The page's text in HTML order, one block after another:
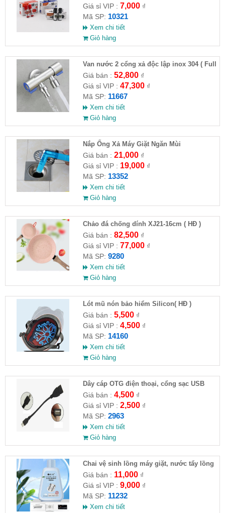
Giá sỉ VIP : 7,000₫
Mã SP: 10321
Xem chi tiết
Giỏ hàng
Van nước 2 cổng xả độc lập inox 304 ( Full
VAT )
Giá bán : 52,800₫
Giá sỉ VIP : 47,300₫
Mã SP: 11667
Xem chi tiết
Giỏ hàng
Nắp Ống Xả Máy Giặt Ngăn Mùi
Giá bán : 21,000₫
Giá sỉ VIP : 19,000₫
Mã SP: 13352
Xem chi tiết
Giỏ hàng
Chảo đá chống dính XJ21-16cm ( HĐ )
Giá bán : 82,500₫
Giá sỉ VIP : 77,000₫
Mã SP: 9280
Xem chi tiết
Giỏ hàng
Lót mũ nón bảo hiểm Silicon( HĐ )
Giá bán : 5,500₫
Giá sỉ VIP : 4,500₫
Mã SP: 14160
Xem chi tiết
Giỏ hàng
Dây cáp OTG điện thoại, cổng sạc USB
Giá bán : 4,500₫
Giá sỉ VIP : 2,500₫
Mã SP: 2963
Xem chi tiết
Giỏ hàng
Chai vệ sinh lồng máy giặt, nước tẩy lồng
máy giặt CLEANING FLUID
Giá bán : 11,000₫
Giá sỉ VIP : 9,000₫
Mã SP: 11232
Xem chi tiết